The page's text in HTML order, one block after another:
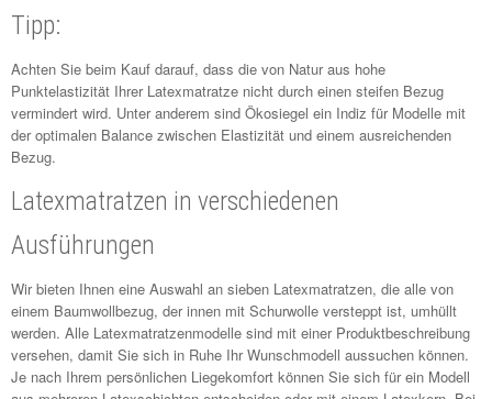
Tipp:
Achten Sie beim Kauf darauf, dass die von Natur aus hohe
Punktelastizität Ihrer Latexmatratze nicht durch einen steifen Bezug
vermindert wird. Unter anderem sind Ökosiegel ein Indiz für Modelle mit
der optimalen Balance zwischen Elastizität und einem ausreichenden
Bezug.
Latexmatratzen in verschiedenen
Ausführungen
Wir bieten Ihnen eine Auswahl an sieben Latexmatratzen, die alle von
einem Baumwollbezug, der innen mit Schurwolle versteppt ist, umhüllt
werden. Alle Latexmatratzenmodelle sind mit einer Produktbeschreibung
versehen, damit Sie sich in Ruhe Ihr Wunschmodell aussuchen können.
Je nach Ihrem persönlichen Liegekomfort können Sie sich für ein Modell